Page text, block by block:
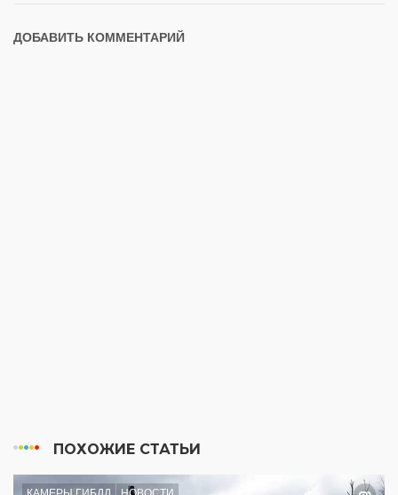
ДОБАВИТЬ КОММЕНТАРИЙ
ПОХОЖИЕ СТАТЬИ